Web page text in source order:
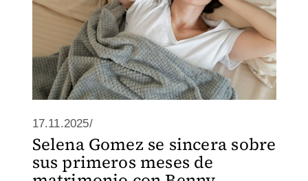
17.11.2025/
Selena Gomez se sincera sobre
sus primeros meses de